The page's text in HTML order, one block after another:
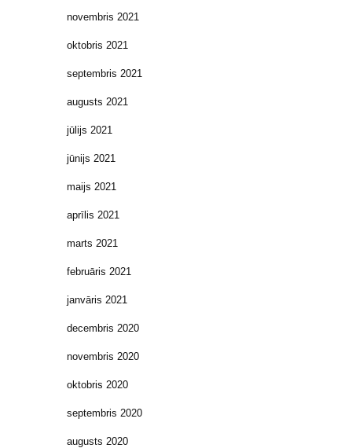
novembris 2021
oktobris 2021
septembris 2021
augusts 2021
jūlijs 2021
jūnijs 2021
maijs 2021
aprīlis 2021
marts 2021
februāris 2021
janvāris 2021
decembris 2020
novembris 2020
oktobris 2020
septembris 2020
augusts 2020